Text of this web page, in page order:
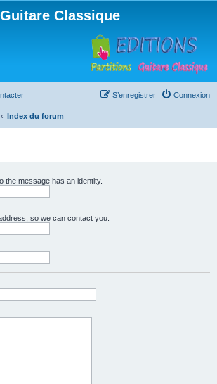
Guitare Classique
Connexion
S’enregistrer
Index du forum
the message has an identity.
so we can contact you.